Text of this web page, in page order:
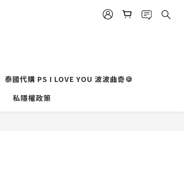
泰國代購 PS I LOVE YOU 波波曲奇🍪
私隱權政策